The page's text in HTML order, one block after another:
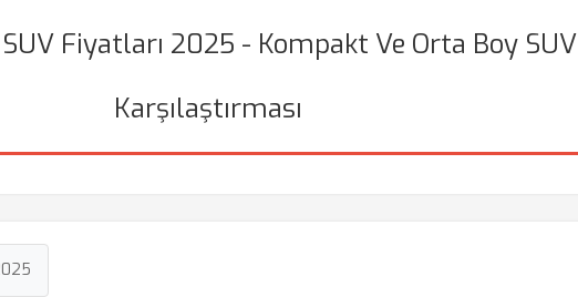
Fiyatları 2025 - Kompakt Ve Orta Boy SUV
Karşılaştırması